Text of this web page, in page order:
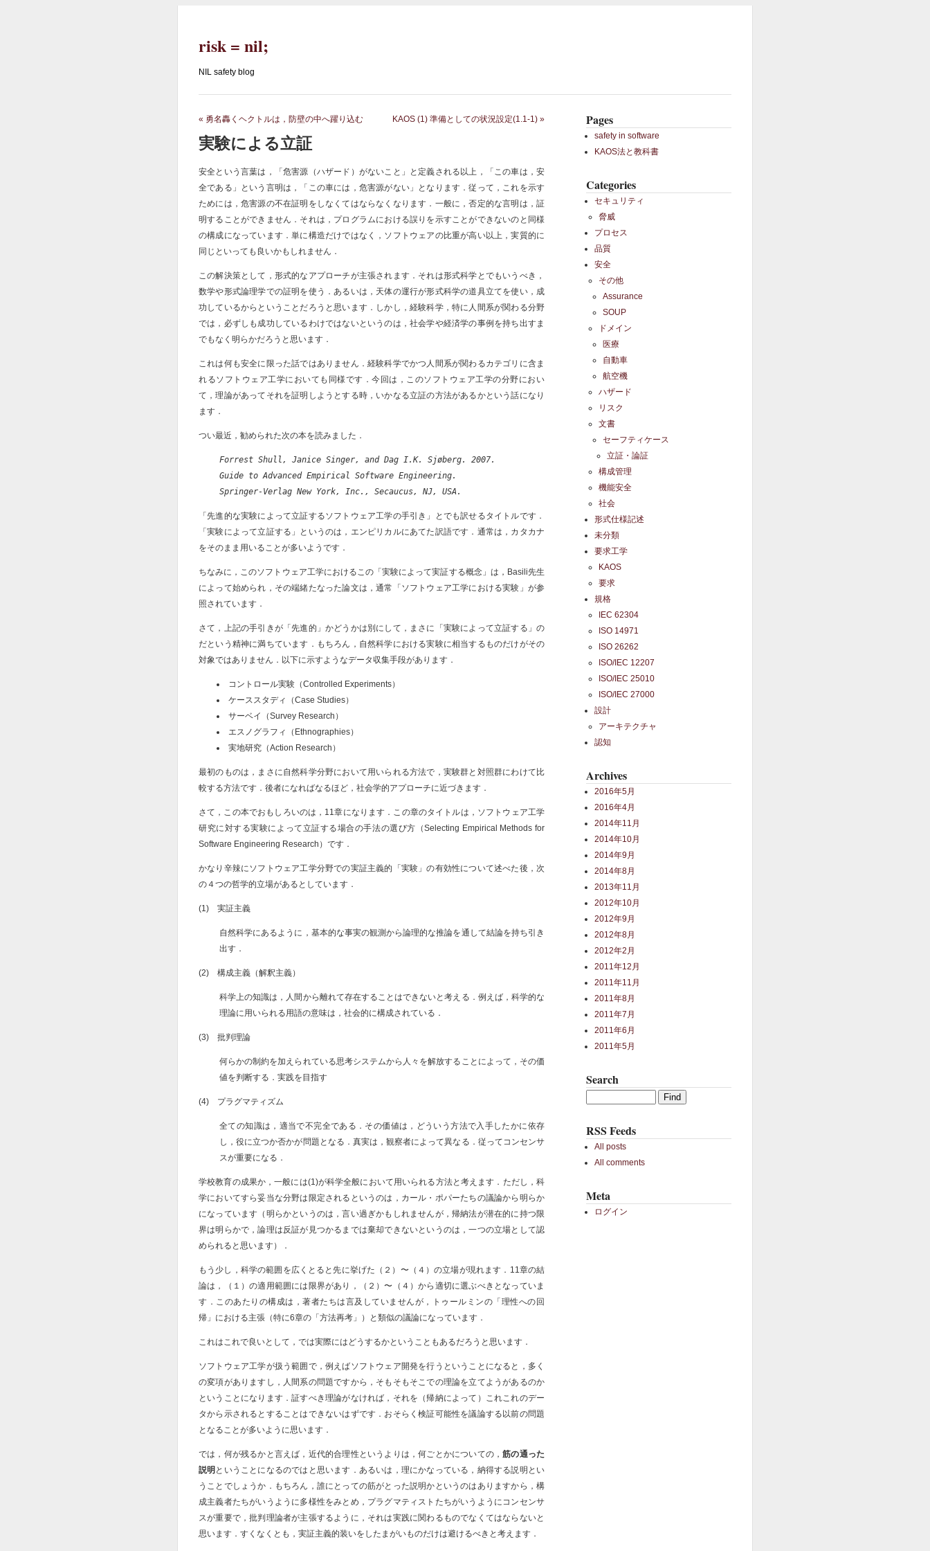
risk = nil;
NIL safety blog
« 勇名轟くヘクトルは，防壁の中へ躍り込む KAOS (1) 準備としての状況設定(1.1-1) »
実験による立証
安全という言葉は，「危害源（ハザード）がないこと」と定義される以上，「この車は，安
全である」という言明は，「この車には，危害源がない」となります．従って，これを示す
ためには，危害源の不在証明をしなくてはならなくなります．一般に，否定的な言明は，証
明することができません．それは，プログラムにおける誤りを示すことができないのと同様
の構成になっています．単に構造だけではなく，ソフトウェアの比重が高い以上，実質的に
同じといっても良いかもしれません．
この解決策として，形式的なアプローチが主張されます．それは形式科学とでもいうべき，
数学や形式論理学での証明を使う．あるいは，天体の運行が形式科学の道具立てを使い，成
功しているからということだろうと思います．しかし，経験科学，特に人間系が関わる分野
では，必ずしも成功しているわけではないというのは，社会学や経済学の事例を持ち出すま
でもなく明らかだろうと思います．
これは何も安全に限った話ではありません．経験科学でかつ人間系が関わるカテゴリに含ま
れるソフトウェア工学においても同様です．今回は，このソフトウェア工学の分野におい
て，理論があってそれを証明しようとする時，いかなる立証の方法があるかという話になり
ます．
つい最近，勧められた次の本を読みました．
Forrest Shull, Janice Singer, and Dag I.K. Sjøberg. 2007.
Guide to Advanced Empirical Software Engineering.
Springer-Verlag New York, Inc., Secaucus, NJ, USA.
「先進的な実験によって立証するソフトウェア工学の手引き」とでも訳せるタイトルです．
「実験によって立証する」というのは，エンピリカルにあてた訳語です．通常は，カタカナ
をそのまま用いることが多いようです．
ちなみに，このソフトウェア工学におけるこの「実験によって実証する概念」は，Basili先生
によって始められ，その端緒たなった論文は，通常「ソフトウェア工学における実験」が参
照されています．
さて，上記の手引きが「先進的」かどうかは別にして，まさに「実験によって立証する」の
だという精神に満ちています．もちろん，自然科学における実験に相当するものだけがその
対象ではありません．以下に示すようなデータ収集手段があります．
コントロール実験（Controlled Experiments）
ケーススタディ（Case Studies）
サーベイ（Survey Research）
エスノグラフィ（Ethnographies）
実地研究（Action Research）
最初のものは，まさに自然科学分野において用いられる方法で，実験群と対照群にわけて比
較する方法です．後者になればなるほど，社会学的アプローチに近づきます．
さて，この本でおもしろいのは，11章になります．この章のタイトルは，ソフトウェア工学
研究に対する実験によって立証する場合の手法の選び方（Selecting Empirical Methods for
Software Engineering Research）です．
かなり辛辣にソフトウェア工学分野での実証主義的「実験」の有効性について述べた後，次
の４つの哲学的立場があるとしています．
(1) 実証主義
自然科学にあるように，基本的な事実の観測から論理的な推論を通して結論を持ち引き
出す．
(2) 構成主義（解釈主義）
科学上の知識は，人間から離れて存在することはできないと考える．例えば，科学的な
理論に用いられる用語の意味は，社会的に構成されている．
(3) 批判理論
何らかの制約を加えられている思考システムから人々を解放することによって，その価
値を判断する．実践を目指す
(4) プラグマティズム
全ての知識は，適当で不完全である．その価値は，どういう方法で入手したかに依存
し，役に立つか否かが問題となる．真実は，観察者によって異なる．従ってコンセンサ
スが重要になる．
学校教育の成果か，一般には(1)が科学全般において用いられる方法と考えます．ただし，科
学においてすら妥当な分野は限定されるというのは，カール・ポパーたちの議論から明らか
になっています（明らかというのは，言い過ぎかもしれませんが，帰納法が潜在的に持つ限
界は明らかで，論理は反証が見つかるまでは棄却できないというのは，一つの立場として認
められると思います）．
もう少し，科学の範囲を広くとると先に挙げた（２）〜（４）の立場が現れます．11章の結
論は，（１）の適用範囲には限界があり，（２）〜（４）から適切に選ぶべきとなっていま
す．このあたりの構成は，著者たちは言及していませんが，トゥールミンの「理性への回
帰」における主張（特に6章の「方法再考」）と類似の議論になっています．
これはこれで良いとして，では実際にはどうするかということもあるだろうと思います．
ソフトウェア工学が扱う範囲で，例えばソフトウェア開発を行うということになると，多く
の変項がありますし，人間系の問題ですから，そもそもそこでの理論を立てようがあるのか
ということになります．証すべき理論がなければ，それを（帰納によって）これこれのデー
タから示されるとすることはできないはずです．おそらく検証可能性を議論する以前の問題
となることが多いように思います．
では，何が残るかと言えば，近代的合理性というよりは，何ごとかについての，筋の通った
説明 ということになるのではと思います．あるいは，理にかなっている，納得する説明とい
うことでしょうか．もちろん，誰にとっての筋がとった説明かというのはありますから，構
成主義者たちがいうように多様性をみとめ，プラグマティストたちがいうようにコンセンサ
スが重要で，批判理論者が主張するように，それは実践に関わるものでなくてはならないと
思います．すくなくとも，実証主義的装いをしたまがいものだけは避けるべきと考えます．
Pages
safety in software
KAOS法と教科書
Categories
セキュリティ
脅威
プロセス
品質
安全
その他
Assurance
SOUP
ドメイン
医療
自動車
航空機
ハザード
リスク
文書
セーフティケース
立証・論証
構成管理
機能安全
社会
形式仕様記述
未分類
要求工学
KAOS
要求
規格
IEC 62304
ISO 14971
ISO 26262
ISO/IEC 12207
ISO/IEC 25010
ISO/IEC 27000
設計
アーキテクチャ
認知
Archives
2016年5月
2016年4月
2014年11月
2014年10月
2014年9月
2014年8月
2013年11月
2012年10月
2012年9月
2012年8月
2012年2月
2011年12月
2011年11月
2011年8月
2011年7月
2011年6月
2011年5月
Search
RSS Feeds
All posts
All comments
Meta
ログイン